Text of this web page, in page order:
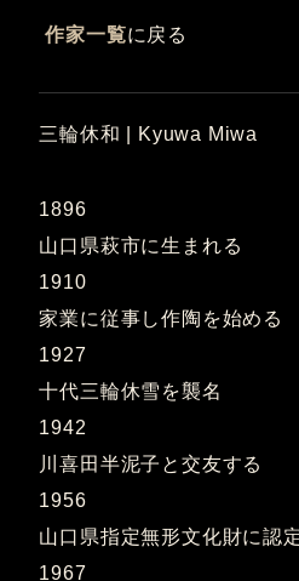
作家一覧に戻る
三輪休和 | Kyuwa Miwa
1896
山口県萩市に生まれる
1910
家業に従事し作陶を始める
1927
十代三輪休雪を襲名
1942
川喜田半泥子と交友する
1956
山口県指定無形文化財に認
1967